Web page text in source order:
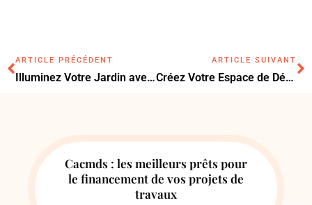
ARTICLE PRÉCÉDENT
Illuminez Votre Jardin avec des Luminaires Extérieurs LED
ARTICLE SUIVANT
Créez Votre Espace de Détente: Conseils et Astuces pour Aménager un Patio Parfait
Cacmds : les meilleurs prêts pour
le financement de vos projets de
travaux